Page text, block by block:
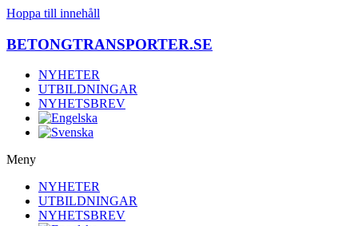
Hoppa till innehåll
BETONGTRANSPORTER.SE
NYHETER
UTBILDNINGAR
NYHETSBREV
Meny
NYHETER
UTBILDNINGAR
NYHETSBREV